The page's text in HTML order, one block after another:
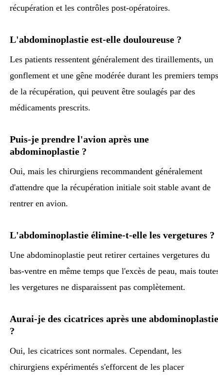
récupération et les contrôles post-opératoires.
L'abdominoplastie est-elle douloureuse ?
Les patients ressentent généralement des tiraillements, un
gonflement et une gêne modérée durant les premiers temps
de la récupération, qui peuvent être soulagés par des
médicaments prescrits.
Puis-je prendre l'avion après une
abdominoplastie ?
Oui, mais les chirurgiens recommandent généralement
d'attendre que la récupération initiale soit stable avant de
rentrer en avion.
L'abdominoplastie élimine-t-elle les vergetures ?
Une abdominoplastie peut retirer certaines vergetures du
bas-ventre en même temps que l'excès de peau, mais
les vergetures ne disparaissent pas complètement.
Aurai-je des cicatrices après une abdominoplastie
?
Oui, les cicatrices sont normales. Cependant, les
chirurgiens expérimentés s'efforcent de les placer